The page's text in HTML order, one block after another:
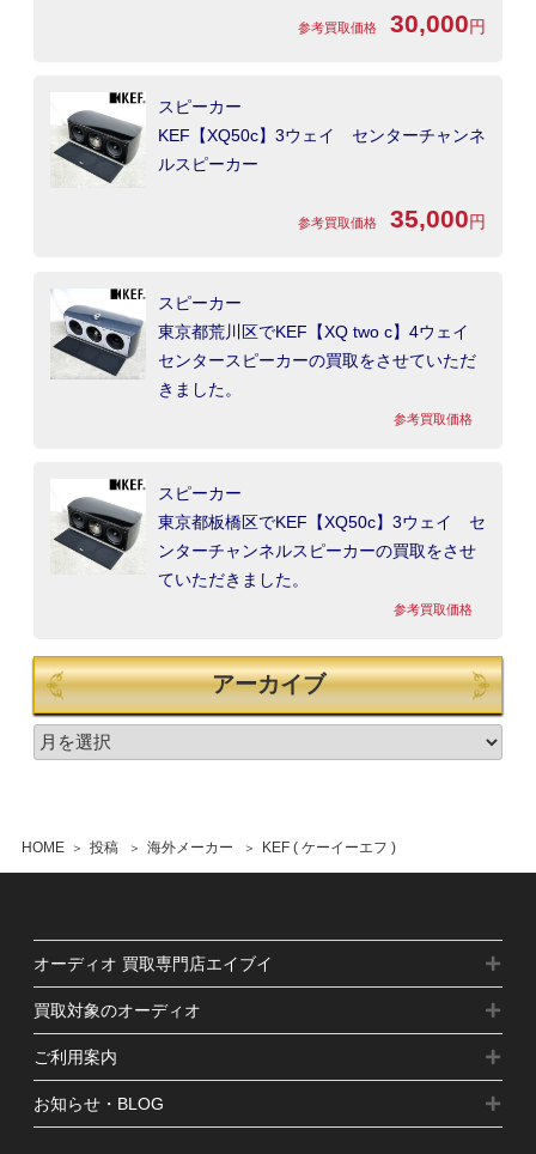
HOME 投稿 海外メーカー KEF ( ケーイーエフ )
参考買取価格 30,000円
スピーカー
KEF【XQ50c】3ウェイ センターチャンネ
ルスピーカー
参考買取価格 35,000円
スピーカー
東京都荒川区でKEF【XQ two c】4ウェイ
センタースピーカーの買取をさせていただ
きました。
参考買取価格
スピーカー
東京都板橋区でKEF【XQ50c】3ウェイ セ
ンターチャンネルスピーカーの買取をさせ
ていただきました。
参考買取価格
アーカイブ
オーディオ 買取専門店エイブイ
買取対象のオーディオ
ご利用案内
お知らせ・BLOG